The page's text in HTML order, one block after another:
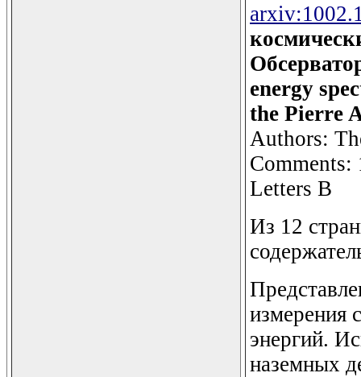
energy
the Pierre
Authors:
Comments:
Letters B
Из 12
измерения
энергий.
наземных